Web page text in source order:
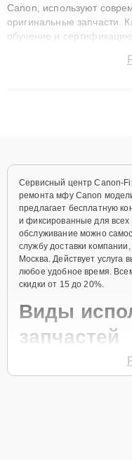
Canon, используют
оригинальные запчасти.
обучение и
сохранением гарантии
Сервисный центр Canon-
ремонта мфу Canon
предлагает бесплатную
и фиксированные для всех
обслуживание можно
службу доставки
Москва. Действует услуга
любое удобное время.
скидки от 15 до 20%.
Виды
запчастей
Для ремонта мфу модели i-